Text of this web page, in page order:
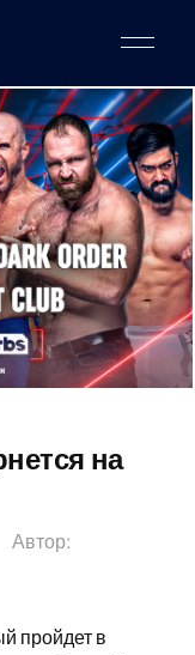
на
Автор:
пройдет в